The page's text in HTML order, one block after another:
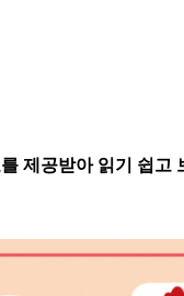
제공받아 읽기 쉽고